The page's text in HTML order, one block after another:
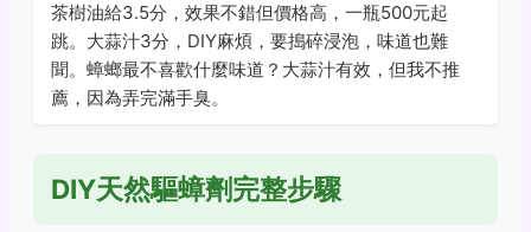
茶樹油給3.5分，效果不錯但價格高，一瓶500元起
跳。大蒜汁3分，DIY麻煩，要搗碎浸泡，味道也難
聞。蟑螂最不喜歡什麼味道？大蒜汁有效，但我不推
薦，因為弄完滿手臭。
DIY天然驅蟑劑完整步驟